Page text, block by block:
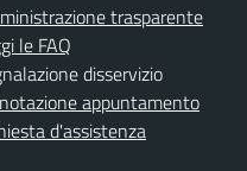
trasparente
le FAQ
disservizio
appuntamento
d'assistenza